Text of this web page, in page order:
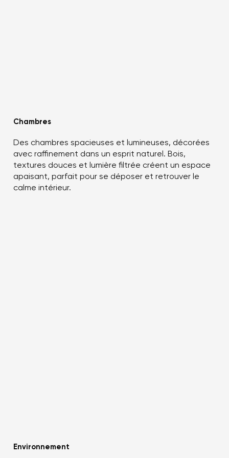
Chambres
Des chambres spacieuses et lumineuses, décorées
avec raffinement dans un esprit naturel. Bois,
textures douces et lumière filtrée créent un espace
apaisant, parfait pour se déposer et retrouver le
calme intérieur.
Environnement